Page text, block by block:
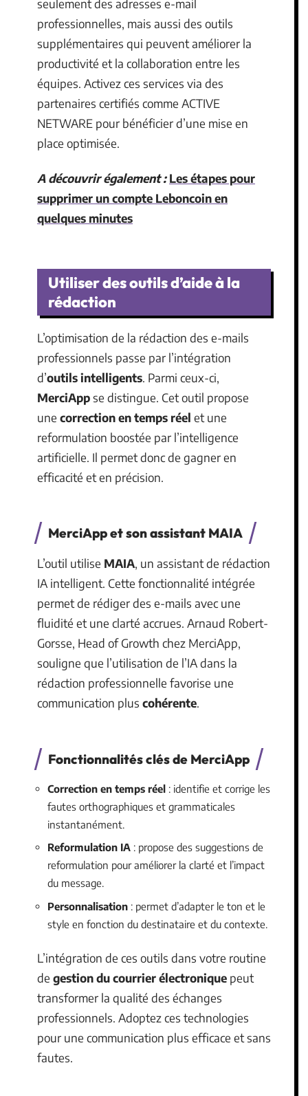
seulement des adresses e-mail
professionnelles, mais aussi des outils
supplémentaires qui peuvent améliorer la
productivité et la collaboration entre les
équipes. Activez ces services via des
partenaires certifiés comme ACTIVE
NETWARE pour bénéficier d’une mise en
place optimisée.
A découvrir également : Les étapes pour
supprimer un compte Leboncoin en
quelques minutes
Utiliser des outils d’aide à la
rédaction
L’optimisation de la rédaction des e-mails
professionnels passe par l’intégration
d’outils intelligents. Parmi ceux-ci,
MerciAppse distingue. Cet outil propose
une correction en temps réel et une
reformulation boostée par l’intelligence
artificielle. Il permet donc de gagner en
efficacité et en précision.
MerciApp et son assistant MAIA
L’outil utilise MAIA, un assistant de rédaction
IA intelligent. Cette fonctionnalité intégrée
permet de rédiger des e-mails avec une
fluidité et une clarté accrues. Arnaud Robert-
Gorsse, Head of Growth chez MerciApp,
souligne que l’utilisation de l’IA dans la
rédaction professionnelle favorise une
communication plus cohérente.
Fonctionnalités clés de MerciApp
Correction en temps réel : identifie et corrige les
fautes orthographiques et grammaticales
instantanément.
Reformulation IA : propose des suggestions de
reformulation pour améliorer la clarté et l’impact
du message.
Personnalisation : permet d’adapter le ton et le
style en fonction du destinataire et du contexte.
L’intégration de ces outils dans votre routine
de gestion du courrier électronique peut
transformer la qualité des échanges
professionnels. Adoptez ces technologies
pour une communication plus efficace et sans
fautes.